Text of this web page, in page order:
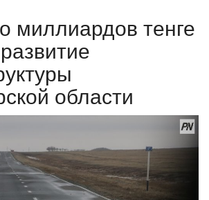
миллиардов тенге
области